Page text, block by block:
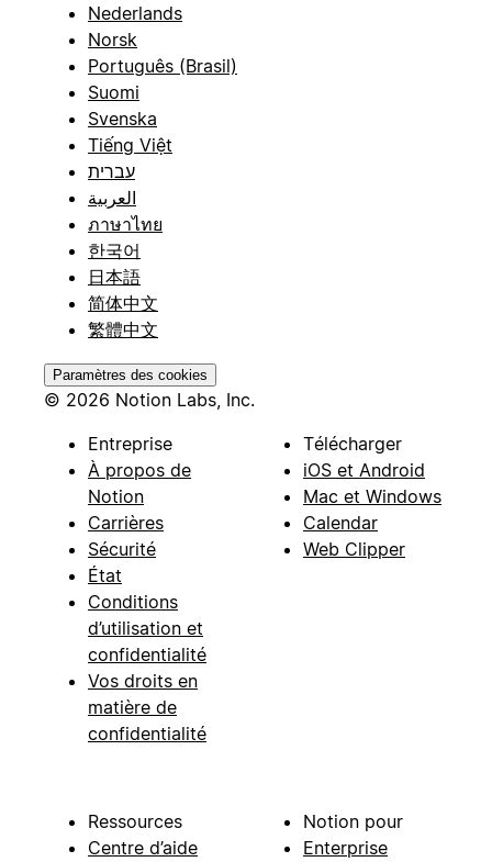
Nederlands
Norsk
Português (Brasil)
Suomi
Svenska
Tiếng Việt
עברית
العربية
ภาษาไทย
한국어
日本語
简体中文
繁體中文
Paramètres des cookies
© 2026 Notion Labs, Inc.
Entreprise
À propos de
Notion
Carrières
Sécurité
État
Conditions
d’utilisation et
confidentialité
Vos droits en
matière de
confidentialité
Télécharger
iOS et Android
Mac et Windows
Calendar
Web Clipper
Ressources
Centre d’aide
Notion pour
Enterprise